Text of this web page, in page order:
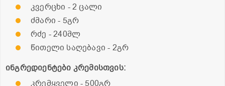
კვერცხი - 2 ცალი
ძმარი - 5გრ
რძე - 240მლ
წითელი საღებავი - 2გრ
ინგრედიენტები კრემისთვის:
კრემყველი - 500გრ